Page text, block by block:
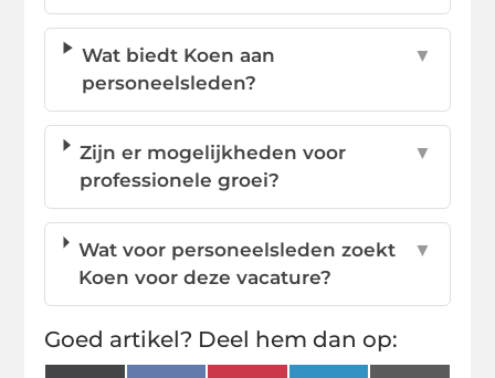
Wat biedt Koen aan
personeelsleden?
▼
Zijn er mogelijkheden voor
professionele groei?
▼
Wat voor personeelsleden zoekt
Koen voor deze vacature?
▼
Goed artikel? Deel hem dan op: